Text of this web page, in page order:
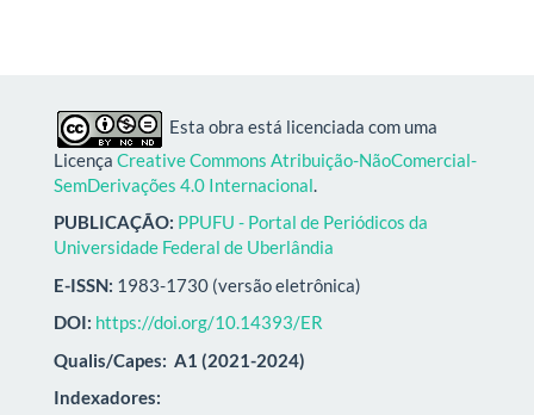
Esta obra está licenciada com uma
Licença Creative Commons Atribuição-NãoComercial-
SemDerivações 4.0 Internacional.
PUBLICAÇÃO: PPUFU - Portal de Periódicos da
Universidade Federal de Uberlândia
E-ISSN: 1983-1730 (versão eletrônica)
DOI: https://doi.org/10.14393/ER
Qualis/Capes: A1 (2021-2024)
Indexadores: